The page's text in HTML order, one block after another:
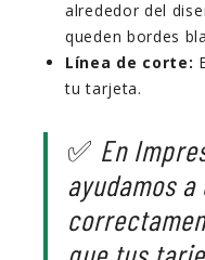
alrededor del
queden bordes
Línea de corte:
tu tarjeta.
✅ En
ayudamos